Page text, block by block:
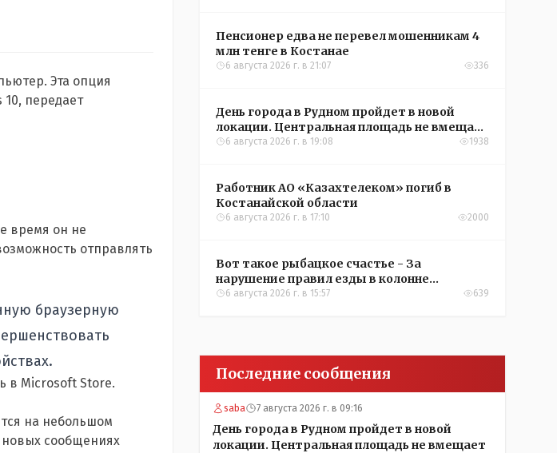
Эта опция
передает
время он не
отправлять
браузерную
в Microsoft Store.
на небольшом
новых сообщениях
Пенсионер едва не перевел мошенникам 4
млн тенге в Костанае
6 августа 2026 г. в 21:07 336
День города в Рудном пройдет в новой
локации. Центральная площадь не вмещает
всех желающих
6 августа 2026 г. в 19:08 1938
Работник АО «Казахтелеком» погиб в
Костанайской области
6 августа 2026 г. в 17:10 2000
Вот такое рыбацкое счастье - За
нарушение правил езды в колонне
оштрафовали участников соревнований в
6 августа 2026 г. в 15:57 639
Последние сообщения
saba 7 августа 2026 г. в 09:16
День города в Рудном пройдет в новой
локации. Центральная площадь не вмещает